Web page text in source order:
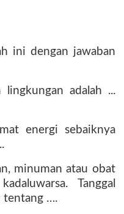
ini dengan jawaban
lingkungan adalah ...
energi sebaiknya
minuman atau obat
Tanggal
tentang ….